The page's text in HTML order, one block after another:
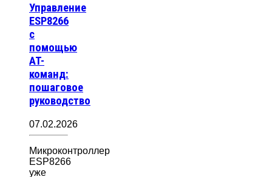
Управление
ESP8266
с
помощью
AT-
команд:
пошаговое
руководство
07.02.2026
Микроконтроллер
ESP8266
уже